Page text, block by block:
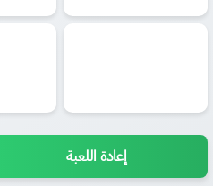
إعادة اللعبة